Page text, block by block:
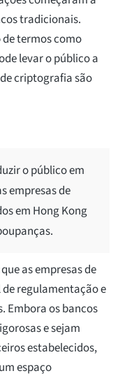
tradicionais.
de termos como
levar o público a
criptografia são
o público em
empresas de
em Hong Kong
as empresas de
regulamentação e
Embora os bancos
e sejam
estabelecidos,
espaço